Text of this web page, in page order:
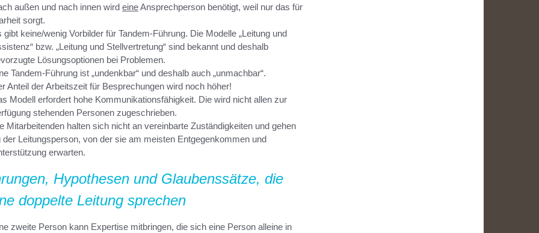
außen und nach innen wird eineAnsprechperson benötigt, weil nur das für
sorgt.
gibt keine/wenig Vorbilder für Tandem-Führung. Die Modelle „Leitung und
bzw. „Leitung und Stellvertretung“ sind bekannt und deshalb
Lösungsoptionen bei Problemen.
Tandem-Führung ist „undenkbar“ und deshalb auch „unmachbar“.
Anteil der Arbeitszeit für Besprechungen wird noch höher!
Modell erfordert hohe Kommunikationsfähigkeit. Die wird nicht allen zur
stehenden Personen zugeschrieben.
Mitarbeitenden halten sich nicht an vereinbarte Zuständigkeiten und gehen
der Leitungsperson, von der sie am meisten Entgegenkommen und
erwarten.
Hypothesen und Glaubenssätze, die
doppelte Leitung sprechen
zweite Person kann Expertise mitbringen, die sich eine Person alleine in